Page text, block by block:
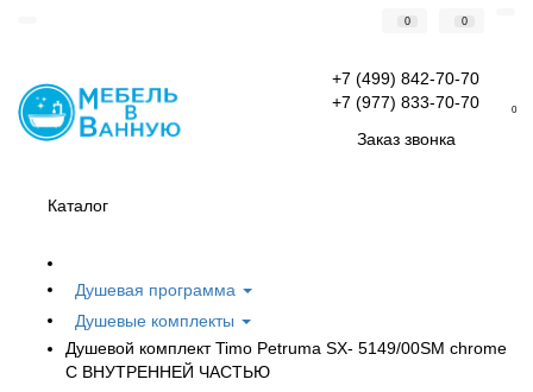
0 0
+7 (499) 842-70-70
+7 (977) 833-70-70
Заказ звонка
0
Каталог
Душевая программа
Душевые комплекты
Душевой комплект Timo Petruma SX- 5149/00SM chrome
С ВНУТРЕННЕЙ ЧАСТЬЮ